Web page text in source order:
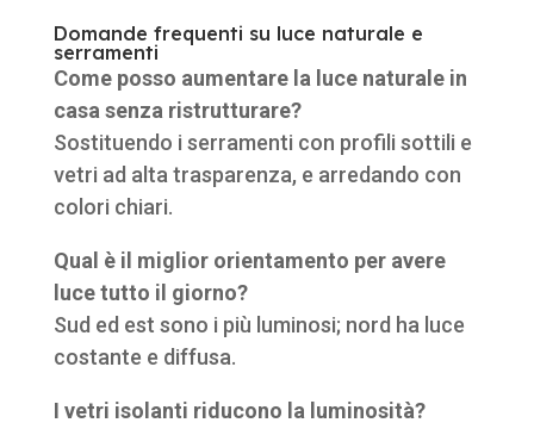
Domande frequenti su luce naturale e
serramenti
Come posso aumentare la luce naturale in
casa senza ristrutturare?
Sostituendo i serramenti con profili sottili e
vetri ad alta trasparenza, e arredando con
colori chiari.
Qual è il miglior orientamento per avere
luce tutto il giorno?
Sud ed est sono i più luminosi; nord ha luce
costante e diffusa.
I vetri isolanti riducono la luminosità?